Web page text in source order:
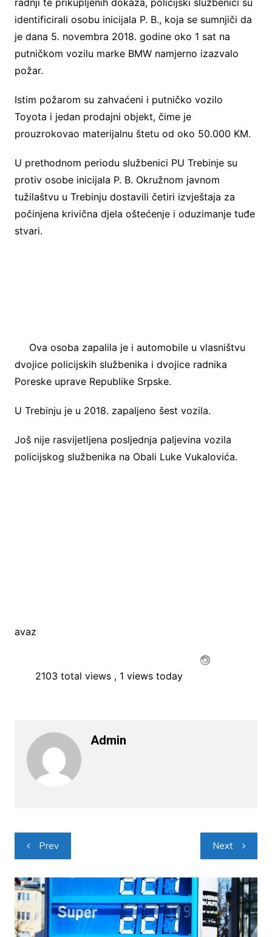
identificirali osobu inicijala P. B., koja se sumnjiči da
je dana 5. novembra 2018. godine oko 1 sat na
putničkom vozilu marke BMW namjerno izazvalo
požar.
Istim požarom su zahvaćeni i putničko vozilo
Toyota i jedan prodajni objekt, čime je
prouzrokovao materijalnu štetu od oko 50.000 KM.
U prethodnom periodu službenici PU Trebinje su
protiv osobe inicijala P. B. Okružnom javnom
tužilaštvu u Trebinju dostavili četiri izvještaja za
počinjena krivična djela oštećenje i oduzimanje tuđe
stvari.
Ova osoba zapalila je i automobile u vlasništvu
dvojice policijskih službenika i dvojice radnika
Poreske uprave Republike Srpske.
U Trebinju je u 2018. zapaljeno šest vozila.
Još nije rasvijetljena posljednja paljevina vozila
policijskog službenika na Obali Luke Vukalovića.
avaz
2103 total views , 1 views today
Admin
Navigacija
objava
Prev Next